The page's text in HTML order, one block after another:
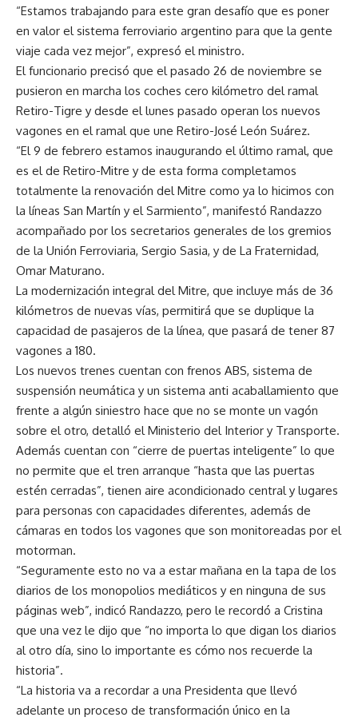
“Estamos trabajando para este gran desafío que es poner
en valor el sistema ferroviario argentino para que la gente
viaje cada vez mejor”, expresó el ministro.
El funcionario precisó que el pasado 26 de noviembre se
pusieron en marcha los coches cero kilómetro del ramal
Retiro-Tigre y desde el lunes pasado operan los nuevos
vagones en el ramal que une Retiro-José León Suárez.
“El 9 de febrero estamos inaugurando el último ramal, que
es el de Retiro-Mitre y de esta forma completamos
totalmente la renovación del Mitre como ya lo hicimos con
la líneas San Martín y el Sarmiento”, manifestó Randazzo
acompañado por los secretarios generales de los gremios
de la Unión Ferroviaria, Sergio Sasia, y de La Fraternidad,
Omar Maturano.
La modernización integral del Mitre, que incluye más de 36
kilómetros de nuevas vías, permitirá que se duplique la
capacidad de pasajeros de la línea, que pasará de tener 87
vagones a 180.
Los nuevos trenes cuentan con frenos ABS, sistema de
suspensión neumática y un sistema anti acaballamiento que
frente a algún siniestro hace que no se monte un vagón
sobre el otro, detalló el Ministerio del Interior y Transporte.
Además cuentan con “cierre de puertas inteligente” lo que
no permite que el tren arranque “hasta que las puertas
estén cerradas”, tienen aire acondicionado central y lugares
para personas con capacidades diferentes, además de
cámaras en todos los vagones que son monitoreadas por el
motorman.
“Seguramente esto no va a estar mañana en la tapa de los
diarios de los monopolios mediáticos y en ninguna de sus
páginas web”, indicó Randazzo, pero le recordó a Cristina
que una vez le dijo que “no importa lo que digan los diarios
al otro día, sino lo importante es cómo nos recuerde la
historia”.
“La historia va a recordar a una Presidenta que llevó
adelante un proceso de transformación único en la